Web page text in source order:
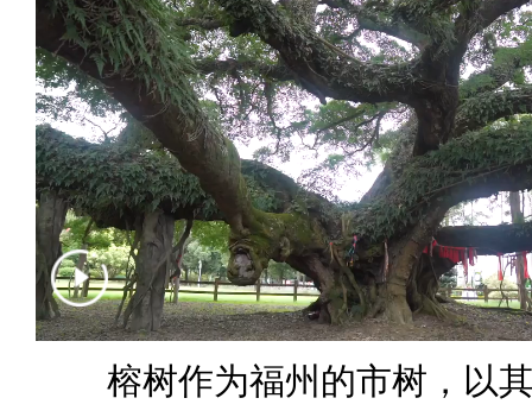
榕树作为福州的市树，以其